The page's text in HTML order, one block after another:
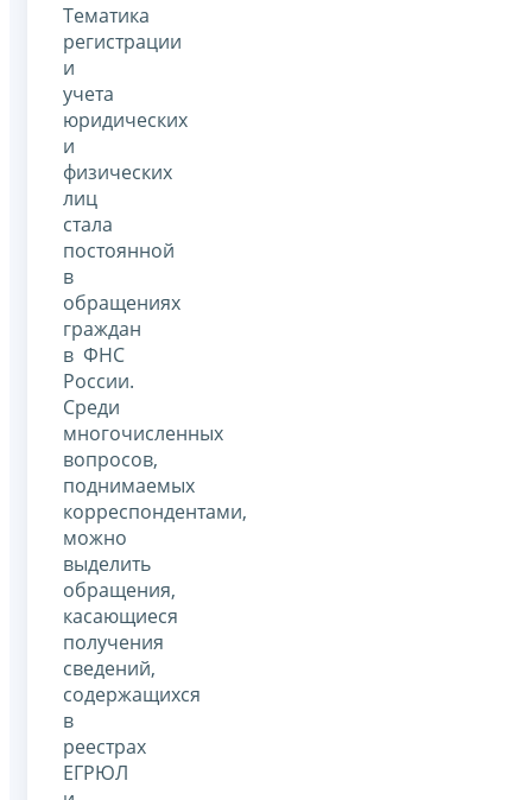
Тематика
регистрации
и
учета
юридических
и
физических
лиц
стала
постоянной
в
обращениях
граждан
в ФНС
России.
Среди
многочисленных
вопросов,
поднимаемых
корреспондентами,
можно
выделить
обращения,
касающиеся
получения
сведений,
содержащихся
в
реестрах
ЕГРЮЛ